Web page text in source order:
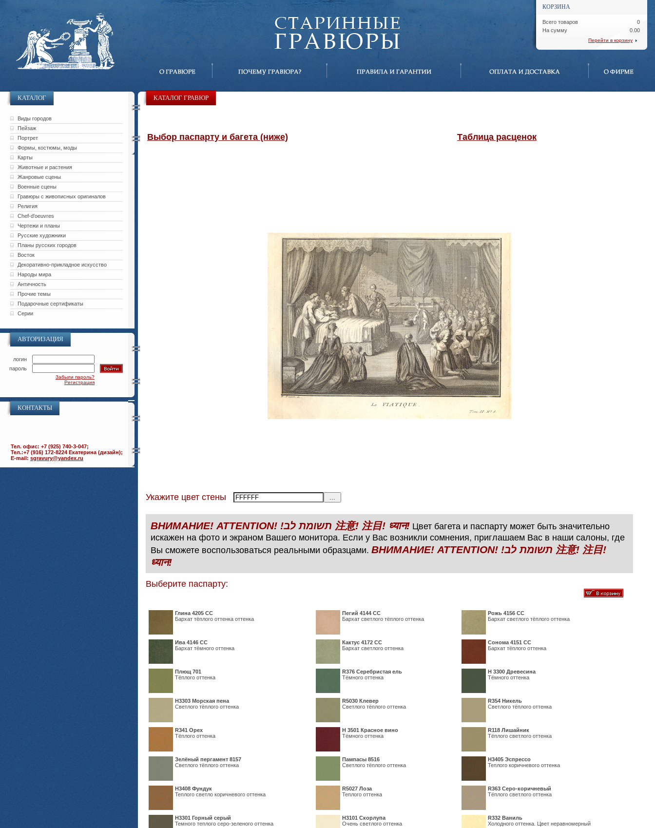
КОРЗИНА
Всего товаров
На сумму
0
0.00
Перейти в корзину
КАТАЛОГ
Виды городов
Пейзаж
Портрет
Формы, костюмы, моды
Карты
Животные и растения
Жанровые сцены
Военные сцены
Гравюры с живописных оригиналов
Религия
Chef-d'oeuvres
Чертежи и планы
Русские художники
Планы русских городов
Восток
Декоративно-прикладное искусство
Народы мира
Античность
Прочие темы
Подарочные сертификаты
Серии
АВТОРИЗАЦИЯ
логин
пароль
Забыли пароль?
Регистрация
КОНТАКТЫ
Тел. офис: +7 (925) 740-3-047;
Тел.:+7 (916) 172-8224 Екатерина (дизайн);
E-mail: sgravury@yandex.ru
КАТАЛОГ ГРАВЮР
Выбор паспарту и багета (ниже) Таблица расценок
Укажите цвет стены
ВНИМАНИЕ! ATTENTION! !תשומת לב 注意! 注目! ध्यान! Цвет багета и паспарту может быть значительно
искажен на фото и экраном Вашего монитора. Если у Вас возникли сомнения, приглашаем Вас в наши салоны, где
Вы сможете воспользоваться реальными образцами. ВНИМАНИЕ! ATTENTION! !תשומת לב 注意! 注目!
ध्यान!
Выберите паспарту:
Глина 4205 СС
Бархат тёплого оттенка оттенка
Пегий 4144 СС
Бархат светлого тёплого оттенка
Рожь 4156 СС
Бархат светлого тёплого оттенка
Ива 4146 СС
Бархат тёмного оттенка
Кактус 4172 СС
Бархат светлого оттенка
Сонома 4151 СС
Бархат тёплого оттенка
Плющ 701
Тёплого оттенка
R376 Серебристая ель
Тёмного оттенка
H 3300 Древесина
Тёмного оттенка
H3303 Морская пена
Светлого тёплого оттенка
R5030 Клевер
Светлого тёплого оттенка
R354 Никель
Светлого тёплого оттенка
R341 Орех
Тёплого оттенка
Н 3501 Красное вино
Тёмного оттенка
R118 Лишайник
Тёплого светлого оттенка
Зелёный пергамент 8157
Светлого тёплого оттенка
Пампасы 8516
Светлого тёплого оттенка
Н3405 Эспрессо
Теплого коричневого оттенка
Н3408 Фундук
Теплого светло коричневого оттенка
R5027 Лоза
Теплого оттенка
R363 Серо-коричневый
Тёплого светлого оттенка
Н3301 Горный серый
Темного теплого серо-зеленого оттенка
Н3101 Скорлупа
Очень светлого оттенка
R332 Ваниль
Холодного оттенка. Цвет неравномерный